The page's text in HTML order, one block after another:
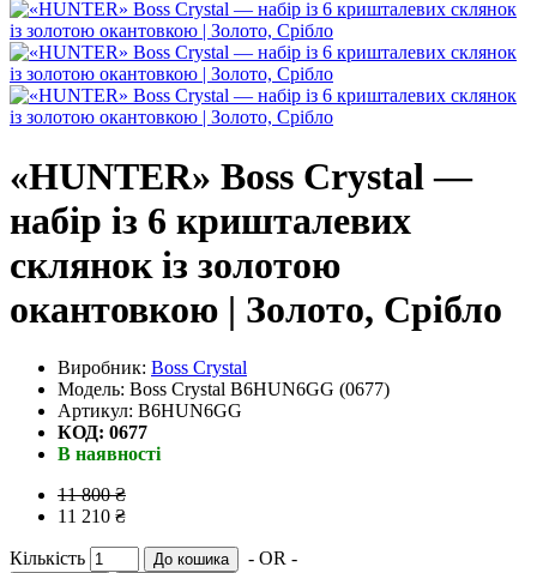
«HUNTER» Boss Crystal —
набір із 6 кришталевих
склянок із золотою
окантовкою | Золото, Срібло
Виробник: Boss Crystal
Модель: Boss Crystal B6HUN6GG (0677)
Артикул: B6HUN6GG
КОД: 0677
В наявності
11 800 ₴
11 210 ₴
Кількість До кошика - OR -